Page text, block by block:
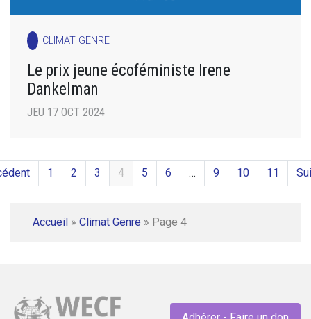
CLIMAT GENRE
Le prix jeune écoféministe Irene
Dankelman
JEU 17 OCT 2024
1 2 3 4 5 6 … 9 10 11
Accueil » Climat Genre » Page 4